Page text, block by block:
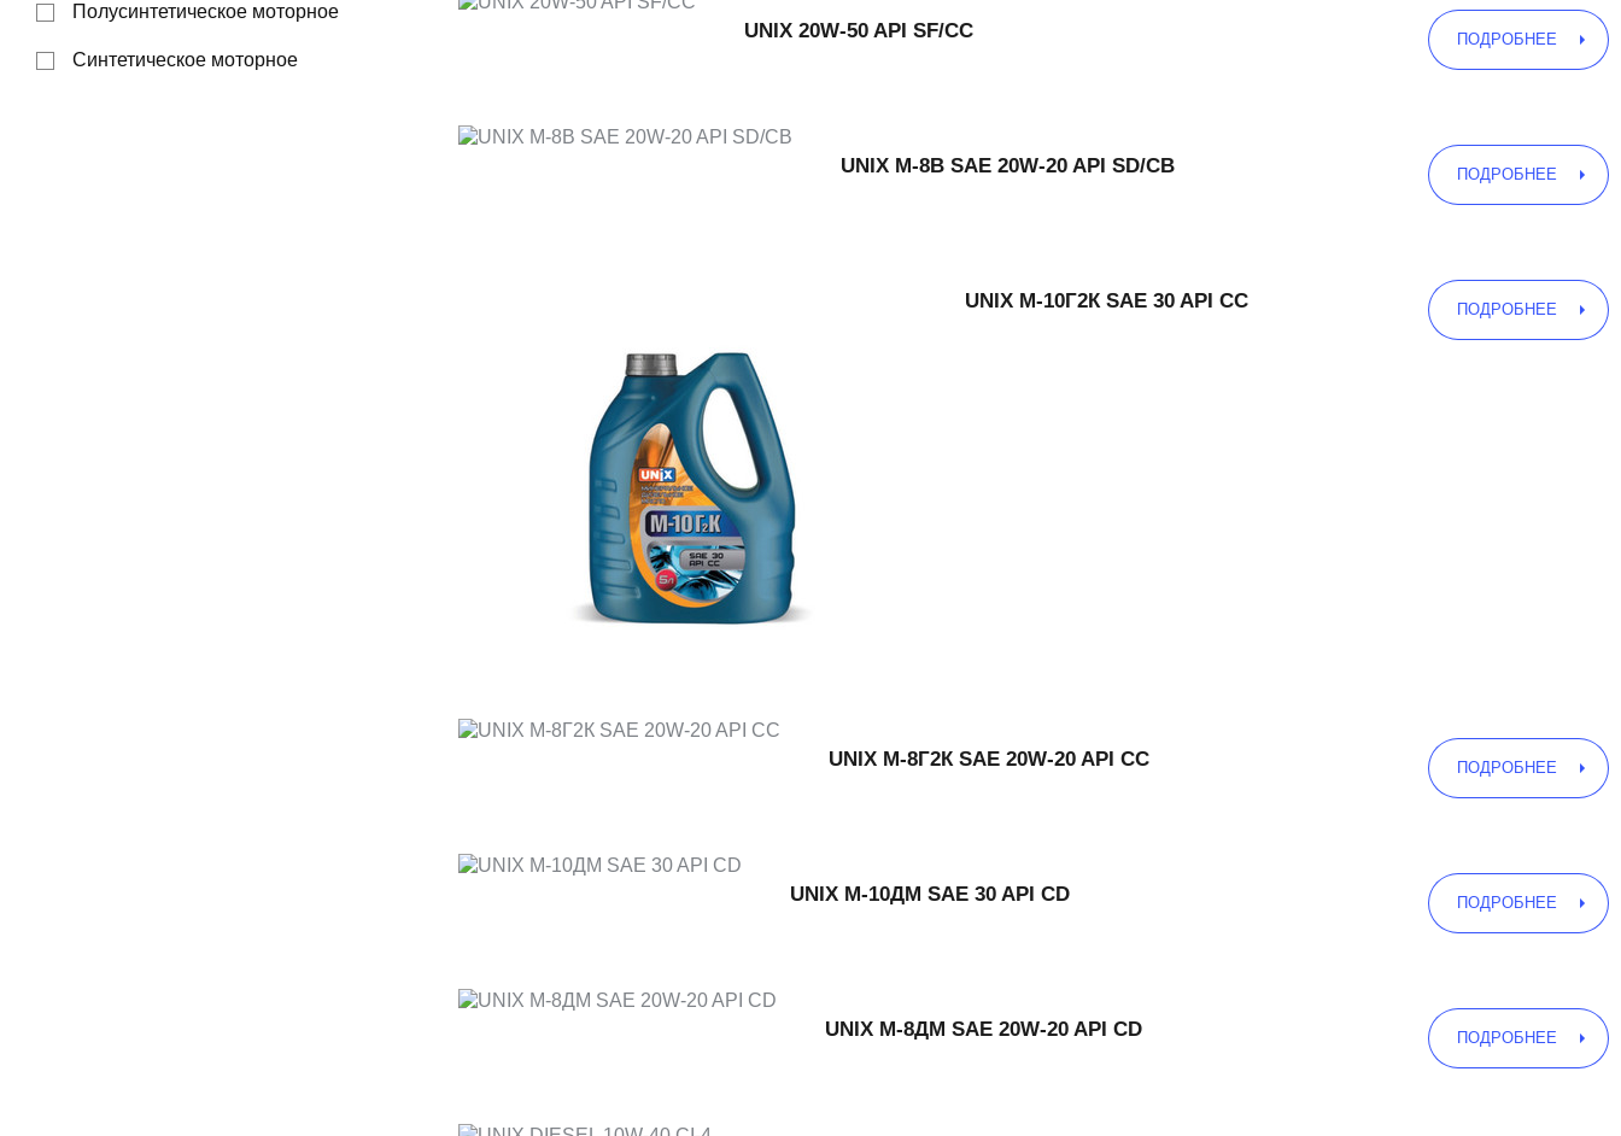
Полусинтетическое моторное
Синтетическое моторное
UNIX 20W-50 API SF/CC ПОДРОБНЕЕ
UNIX М-8В SAE 20W-20 API SD/CB ПОДРОБНЕЕ
UNIX М-10Г2К SAE 30 API CC ПОДРОБНЕЕ
UNIX М-8Г2К SAE 20W-20 API CC ПОДРОБНЕЕ
UNIX М-10ДМ SAE 30 API CD ПОДРОБНЕЕ
UNIX М-8ДМ SAE 20W-20 API CD ПОДРОБНЕЕ